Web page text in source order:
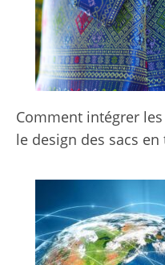
Comment intégrer
le design des sacs